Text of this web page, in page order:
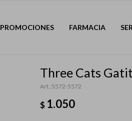
PROMOCIONES FARMACIA
Three Cats
5572-5572
$ 1.050